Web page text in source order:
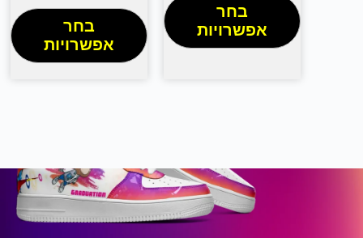
בחר
אפשרויות
בחר
אפשרויות